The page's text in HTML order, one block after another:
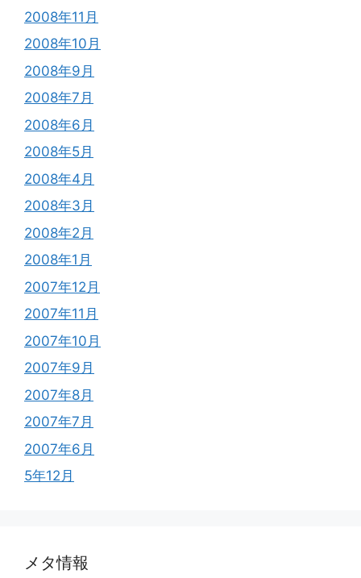
2008年11月
2008年10月
2008年9月
2008年7月
2008年6月
2008年5月
2008年4月
2008年3月
2008年2月
2008年1月
2007年12月
2007年11月
2007年10月
2007年9月
2007年8月
2007年7月
2007年6月
5年12月
メタ情報